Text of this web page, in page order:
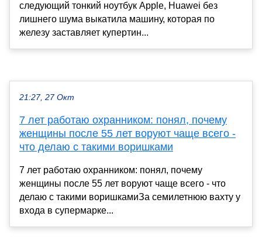
следующий тонкий ноутбук Apple, Huawei без
лишнего шума выкатила машину, которая по
железу заставляет купертин...
21:27, 27 Окт
7 лет работаю охранником: понял, почему
женщины после 55 лет воруют чаще всего -
что делаю с такими воришками
7 лет работаю охранником: понял, почему
женщины после 55 лет воруют чаще всего - что
делаю с такими воришкамиЗа семилетнюю вахту у
входа в супермарке...